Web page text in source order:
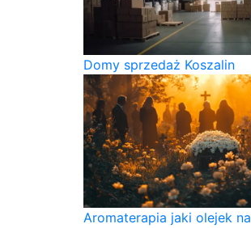
Domy sprzedaż Koszalin
Aromaterapia jaki olejek